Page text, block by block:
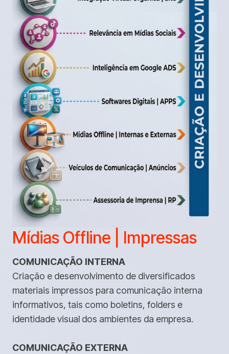
Mídias Offline | Impressas
COMUNICAÇÃO INTERNA
Criação e desenvolvimento de diversificados
materiais impressos para comunicação interna
informativos, tais como boletins, folders e
identidade visual dos ambientes da empresa.
COMUNICAÇÃO EXTERNA